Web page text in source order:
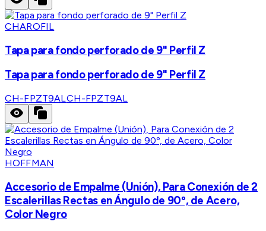
CHAROFIL
Tapa para fondo perforado de 9" Perfil Z
Tapa para fondo perforado de 9" Perfil Z
CH-FPZT9ALCH-FPZT9AL
HOFFMAN
Accesorio de Empalme (Unión), Para Conexión de 2
Escalerillas Rectas en Ángulo de 90º, de Acero,
Color Negro